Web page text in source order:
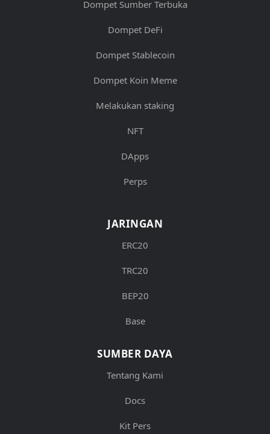
Dompet Sumber Terbuka
Dompet DeFi
Dompet Stablecoin
Dompet Koin Meme
Melakukan staking
NFT
DApps
Perps
JARINGAN
ERC20
TRC20
BEP20
Base
SUMBER DAYA
Tentang Kami
Docs
Kit Pers